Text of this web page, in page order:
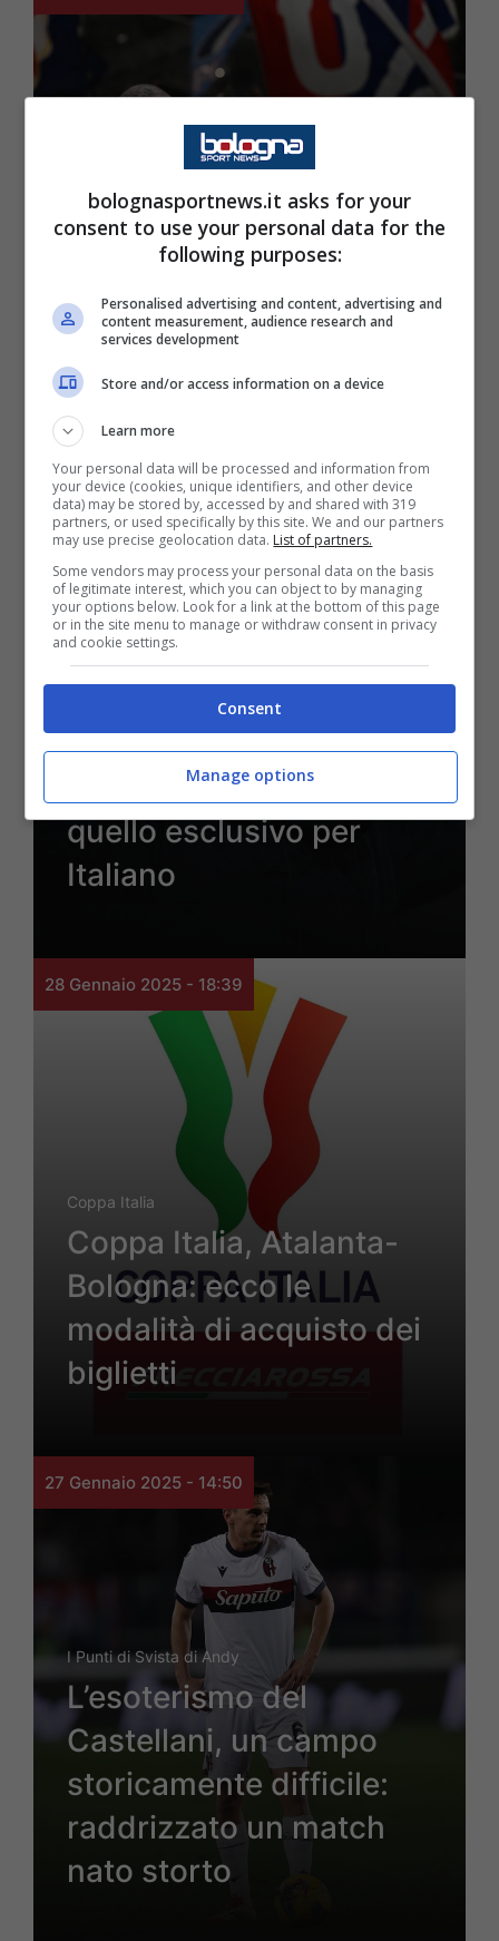
I Punti di Svista di Andy
Atalanta-Bologna, il
rossoblù ha vinto anche
sugli spalti | Che bella
l’Andrea Costa in
versione trasferta!
4 Febbraio 2025 - 12:25
Il Bologna batte il Como
tra cori di sarcasmo
dell’Andrea Costa e
quello esclusivo per
Italiano
28 Gennaio 2025 - 18:39
Coppa Italia
Coppa Italia, Atalanta-
Bologna: ecco le
modalità di acquisto dei
biglietti
27 Gennaio 2025 - 14:50
I Punti di Svista di Andy
L’esoterismo del
Castellani, un campo
storicamente difficile:
raddrizzato un match
nato storto
bolognasportnews.it asks for your
consent to use your personal data for the
following purposes:
Personalised advertising and content, advertising and
content measurement, audience research and
services development
Store and/or access information on a device
Learn more
Your personal data will be processed and information from
your device (cookies, unique identifiers, and other device
data) may be stored by, accessed by and shared with 319
partners, or used specifically by this site. We and our partners
may use precise geolocation data. List of partners.
Some vendors may process your personal data on the basis
of legitimate interest, which you can object to by managing
your options below. Look for a link at the bottom of this page
or in the site menu to manage or withdraw consent in privacy
and cookie settings.
Consent
Manage options